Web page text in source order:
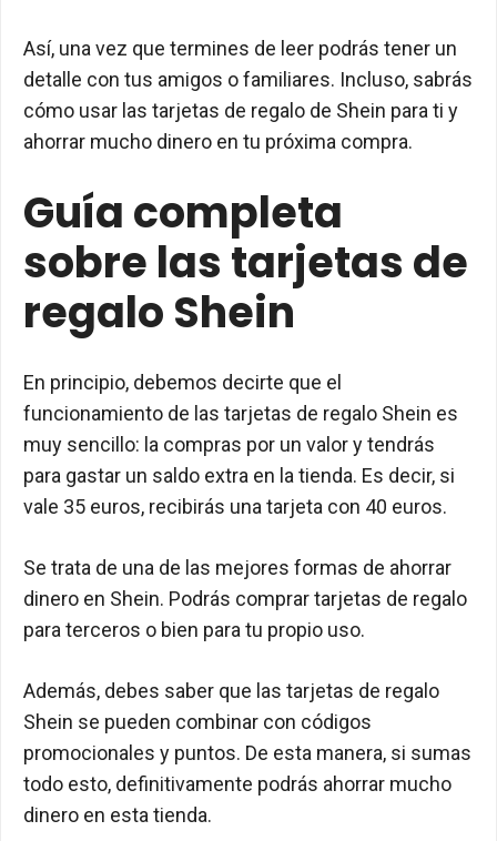
Así, una vez que termines de leer podrás tener un
detalle con tus amigos o familiares. Incluso, sabrás
cómo usar las tarjetas de regalo de Shein para ti y
ahorrar mucho dinero en tu próxima compra.
Guía completa
sobre las tarjetas de
regalo Shein
En principio, debemos decirte que el
funcionamiento de las tarjetas de regalo Shein es
muy sencillo: la compras por un valor y tendrás
para gastar un saldo extra en la tienda. Es decir, si
vale 35 euros, recibirás una tarjeta con 40 euros.
Se trata de una de las mejores formas de ahorrar
dinero en Shein. Podrás comprar tarjetas de regalo
para terceros o bien para tu propio uso.
Además, debes saber que las tarjetas de regalo
Shein se pueden combinar con códigos
promocionales y puntos. De esta manera, si sumas
todo esto, definitivamente podrás ahorrar mucho
dinero en esta tienda.